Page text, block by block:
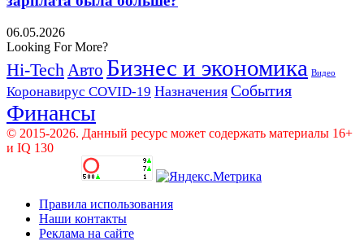
06.05.2026
Looking For More?
Hi-Tech Авто Бизнес и экономика Видео
Коронавирус COVID-19 Назначения События
Финансы
© 2015-2026. Данный ресурс может содержать материалы 16+
и IQ 130
Правила использования
Наши контакты
Реклама на сайте